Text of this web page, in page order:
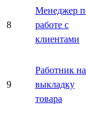
8
Менеджер
работе с
клиентами
9
Работник на
выкладку
товара